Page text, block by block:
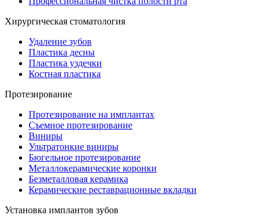
Хирургическая стоматология
Удаление зубов
Пластика десны
Пластика уздечки
Костная пластика
Протезирование
Протезирование на имплантах
Съемное протезирование
Виниры
Ультратонкие виниры
Бюгельное протезирование
Металлокерамические коронки
Безметалловая керамика
Керамические реставрационные вкладки
Установка имплантов зубов